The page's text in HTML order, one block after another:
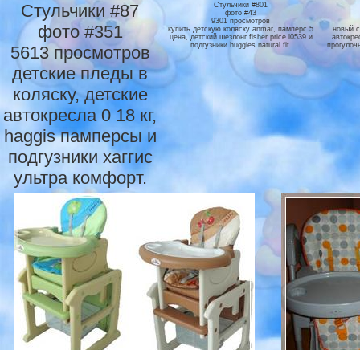
Стульчики #87
фото #351
5613 просмотров
детские пледы в
коляску, детские
автокресла 0 18 кг,
haggis памперсы и
подгузники хаггис
ультра комфорт.
Стульчики #801
фото #43
9301 просмотров
купить детскую коляску anmar, памперс 5
цена, детский шезлонг fisher price l0539 и
подгузники huggies natural fit.
новый